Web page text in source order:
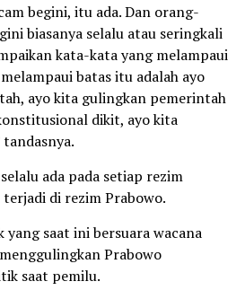
begini, itu ada. Dan orang-
biasanya selalu atau seringkali
kata-kata yang melampaui
batas itu adalah ayo
ayo kita gulingkan pemerintah
dikit, ayo kita
ada pada setiap rezim
di rezim Prabowo.
yang saat ini bersuara wacana
Prabowo
saat pemilu.